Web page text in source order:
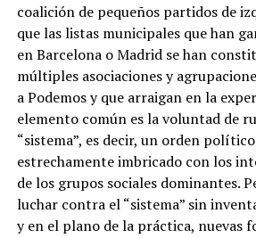
coalición de pequeños partidos de
que las listas municipales que han
en Barcelona o Madrid se han
múltiples asociaciones y
a Podemos y que arraigan en la
elemento común es la voluntad de
“sistema”, es decir, un orden
estrechamente imbricado con los
de los grupos sociales dominantes.
luchar contra el “sistema” sin
y en el plano de la práctica, nuevas